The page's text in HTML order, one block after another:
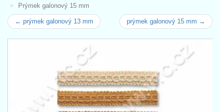
Prýmek galonový 15 mm
← prýmek galonový 13 mm prýmek galonový 15 mm →